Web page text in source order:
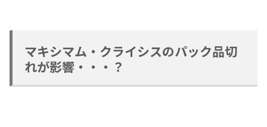
マキシマム・クライシスのパック品切
れが影響・・・？